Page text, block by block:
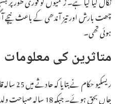
چھت بارش اور تیز آندھی کے باعث نیچے
ہوئی تھی۔
متاثرین کی معلومات